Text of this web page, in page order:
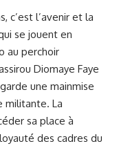
c’est l’avenir et la
se jouent en
au perchoir
Diomaye Faye
une mainmise
militante. La
sa place à
des cadres du